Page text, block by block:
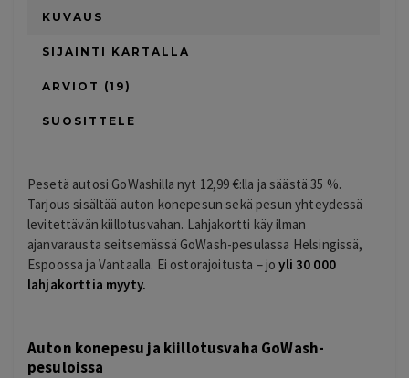
KUVAUS
SIJAINTI KARTALLA
ARVIOT (19)
SUOSITTELE
Pesetä autosi GoWashilla nyt 12,99 €:lla ja säästä 35 %.
Tarjous sisältää auton konepesun sekä pesun yhteydessä
levitettävän kiillotusvahan. Lahjakortti käy ilman
ajanvarausta seitsemässä GoWash-pesulassa Helsingissä,
Espoossa ja Vantaalla. Ei ostorajoitusta – joyli 30 000
lahjakorttia myyty.
Auton konepesu ja kiillotusvaha GoWash-
pesuloissa